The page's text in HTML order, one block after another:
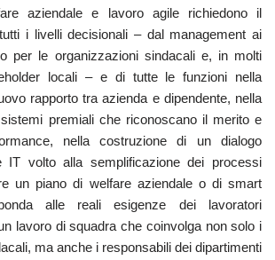
aziendale e lavoro agile richiedono il
i livelli decisionali – dal management ai
per le organizzazioni sindacali e, in molti
locali – e di tutte le funzioni nella
rapporto tra azienda e dipendente, nella
premiali che riconoscano il merito e
nella costruzione di un dialogo
volto alla semplificazione dei processi
un piano di welfare aziendale o di smart
alle reali esigenze dei lavoratori
lavoro di squadra che coinvolga non solo i
ma anche i responsabili dei dipartimenti